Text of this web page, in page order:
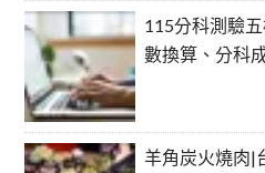
115分科測驗
數換算、分科
羊角炭火燒肉|